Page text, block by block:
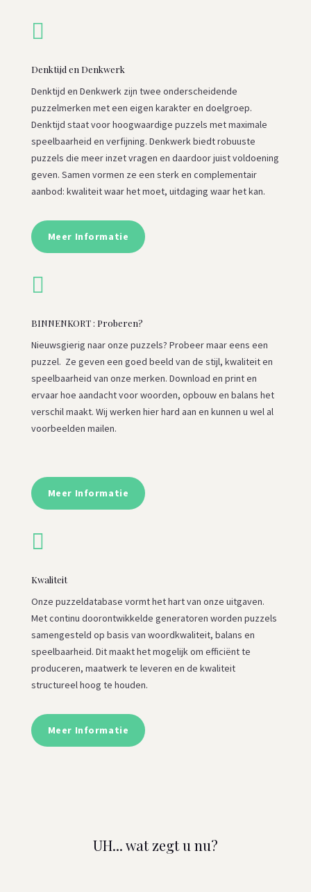

Denktijd en Denkwerk
Denktijd en Denkwerk zijn twee onderscheidende
puzzelmerken met een eigen karakter en doelgroep.
Denktijd staat voor hoogwaardige puzzels met maximale
speelbaarheid en verfijning. Denkwerk biedt robuuste
puzzels die meer inzet vragen en daardoor juist voldoening
geven. Samen vormen ze een sterk en complementair
aanbod: kwaliteit waar het moet, uitdaging waar het kan.
Meer Informatie

BINNENKORT : Proberen?
Nieuwsgierig naar onze puzzels? Probeer maar eens een
puzzel. Ze geven een goed beeld van de stijl, kwaliteit en
speelbaarheid van onze merken. Download en print en
ervaar hoe aandacht voor woorden, opbouw en balans het
verschil maakt. Wij werken hier hard aan en kunnen u wel al
voorbeelden mailen.
Meer Informatie

Kwaliteit
Onze puzzeldatabase vormt het hart van onze uitgaven.
Met continu doorontwikkelde generatoren worden puzzels
samengesteld op basis van woordkwaliteit, balans en
speelbaarheid. Dit maakt het mogelijk om efficiënt te
produceren, maatwerk te leveren en de kwaliteit
structureel hoog te houden.
Meer Informatie
UH... wat zegt u nu?